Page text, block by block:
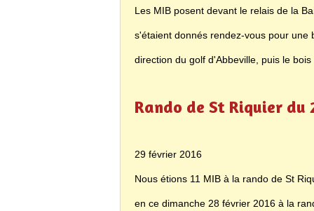
Les MIB posent devant le relais de la
s'étaient donnés rendez-vous pour
direction du golf d'Abbeville, puis le
Rando de St Riquier du
29 février 2016
Nous étions 11 MIB à la rando de St
en ce dimanche 28 février 2016 à la